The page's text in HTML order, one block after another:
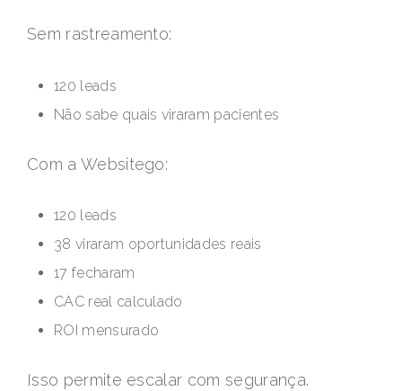
Sem rastreamento:
120 leads
Não sabe quais viraram pacientes
Com a Websitego:
120 leads
38 viraram oportunidades reais
17 fecharam
CAC real calculado
ROI mensurado
Isso permite escalar com segurança.